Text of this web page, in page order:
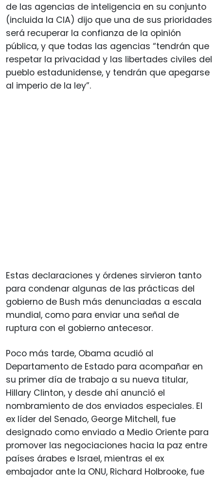
de las agencias de inteligencia en su conjunto
(incluida la CIA) dijo que una de sus prioridades
será recuperar la confianza de la opinión
pública, y que todas las agencias “tendrán que
respetar la privacidad y las libertades civiles del
pueblo estadunidense, y tendrán que apegarse
al imperio de la ley”.
Estas declaraciones y órdenes sirvieron tanto
para condenar algunas de las prácticas del
gobierno de Bush más denunciadas a escala
mundial, como para enviar una señal de
ruptura con el gobierno antecesor.
Poco más tarde, Obama acudió al
Departamento de Estado para acompañar en
su primer día de trabajo a su nueva titular,
Hillary Clinton, y desde ahí anunció el
nombramiento de dos enviados especiales. El
ex líder del Senado, George Mitchell, fue
designado como enviado a Medio Oriente para
promover las negociaciones hacia la paz entre
países árabes e Israel, mientras el ex
embajador ante la ONU, Richard Holbrooke, fue